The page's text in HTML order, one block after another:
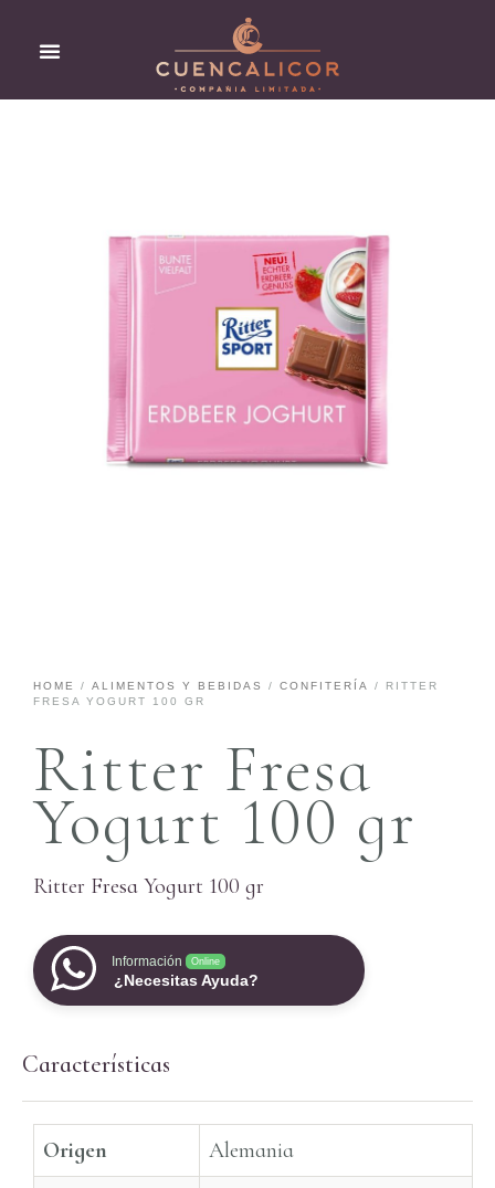
HOME / ALIMENTOS Y BEBIDAS / CONFITERÍA
/ RITTER
FRESA YOGURT 100 GR
Ritter Fresa
Yogurt 100 gr
Ritter Fresa Yogurt 100 gr
Información Online
¿Necesitas Ayuda?
Características
Origen
Alemania